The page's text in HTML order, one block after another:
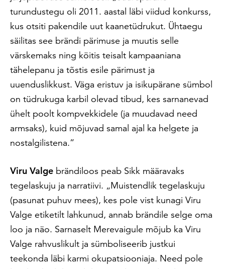
turundustegu oli 2011. aastal läbi viidud konkurss,
kus otsiti pakendile uut kaanetüdrukut. Ühtaegu
säilitas see brändi pärimuse ja muutis selle
värskemaks ning köitis teisalt kampaaniana
tähelepanu ja tõstis esile pärimust ja
uuenduslikkust. Väga eristuv ja isikupärane sümbol
on tüdrukuga karbil olevad tibud, kes sarnanevad
ühelt poolt kompvekkidele (ja muudavad need
armsaks), kuid mõjuvad samal ajal ka helgete ja
nostalgilistena.”
Viru Valge brändiloos peab Sikk määravaks
tegelaskuju ja narratiivi. „Muistendlik tegelaskuju
(pasunat puhuv mees), kes pole vist kunagi Viru
Valge etiketilt lahkunud, annab brändile selge oma
loo ja näo. Sarnaselt Merevaigule mõjub ka Viru
Valge rahvuslikult ja sümboliseerib justkui
teekonda läbi karmi okupatsiooniaja. Need pole